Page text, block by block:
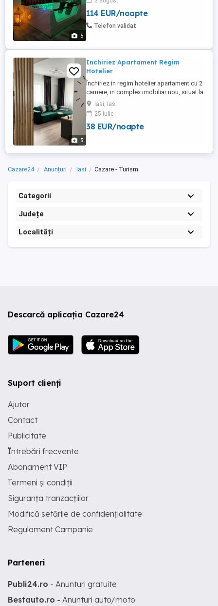
5
momente soft Zonă lounge cu TV mare și
podium cu bară dans Parcare privată
inclusa in pret. Mai multe detalii la telefon.
114 EUR/noapte
Telefon validat
5
Inchiriez Apartament Regim
Hotelier
Închiriez in regim hotelier apartament cu 2
camere, in complex imobiliar nou, situat la
2 km de centrul orașului Iași, aproape de
ieșirea din oraș, în cartier Dacia.
Apartamentul este complet mobilat și
utilat, dispune de loc de parcare privat,
Iasi, Iasi
25 iulie
38 EUR/noapte
Cazare24 Anunțuri Iasi Cazare - Turism
Categorii
Județe
Localități
Descarcă aplicația Cazare24
Suport clienți
Ajutor
Contact
Publicitate
Întrebări frecvente
Abonament VIP
Termeni și condiții
Siguranța tranzacțiilor
Modifică setările de confidențialitate
Regulament Campanie
Parteneri
Publi24.ro - Anunturi gratuite
Bestauto.ro - Anunturi auto/moto